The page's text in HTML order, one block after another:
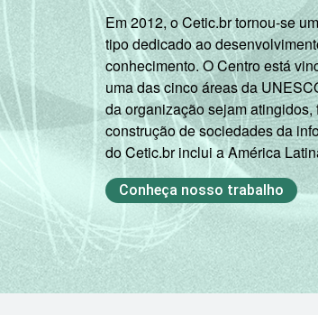
CLASSE
SITUAÇÃO DE
Em 2012, o Cetic.br tornou-se
tipo dedicado ao
conhecimento. O Centro está
uma das cinco áreas da
da organização sejam
construção de sociedades da
do Cetic.br inclui a América
Conheça nosso trabalho